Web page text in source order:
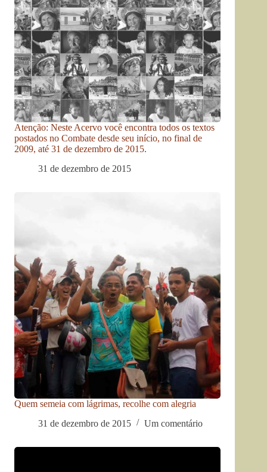
Atenção: Neste Acervo você encontra todos os textos
postados no Combate desde seu início, no final de
2009, até 31 de dezembro de 2015.
31 de dezembro de 2015
Quem semeia com lágrimas, recolhe com alegria
31 de dezembro de 2015
Um comentário